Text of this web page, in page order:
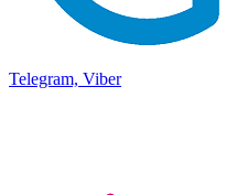
Telegram, Viber